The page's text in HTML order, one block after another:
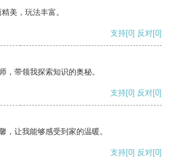
美，玩法丰富。
支持[0] 反对[0]
，带领我探索知识的奥秘。
支持[0] 反对[0]
，让我能够感受到家的温暖。
支持[0] 反对[0]